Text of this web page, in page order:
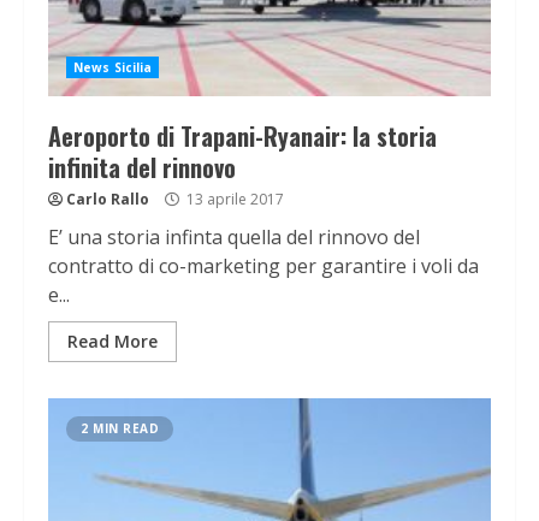
News Sicilia
Aeroporto di Trapani-Ryanair: la storia
infinita del rinnovo
Carlo Rallo 13 aprile 2017
E’ una storia infinta quella del rinnovo del
contratto di co-marketing per garantire i voli da
e...
Read More
2 MIN READ